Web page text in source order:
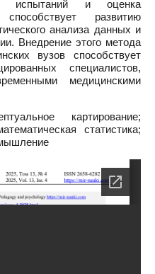
испытаний и оценка
развитию
анализа данных и
Внедрение этого метода
вузов способствует
специалистов,
медицинскими
картирование;
статистика;